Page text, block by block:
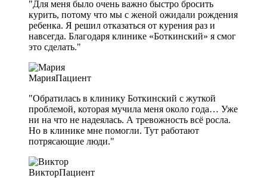
"Для меня было очень важно быстро бросить
курить, потому что мы с женой ожидали рождения
ребенка. Я решил отказаться от курения раз и
навсегда. Благодаря клинике «Боткинский» я смог
это сделать."
МарияПациент
"Обратилась в клинику Боткинский с жуткой
проблемой, которая мучила меня около года… Уже
ни на что не надеялась. А тревожность всё росла.
Но в клинике мне помогли. Тут работают
потрясающие люди."
ВикторПациент